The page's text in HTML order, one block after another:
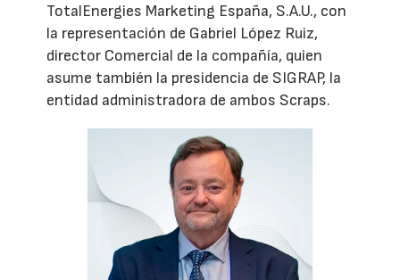
TotalEnergies Marketing España, S.A.U., con
la representación de Gabriel López Ruiz,
director Comercial de la compañía, quien
asume también la presidencia de SIGRAP, la
entidad administradora de ambos Scraps.